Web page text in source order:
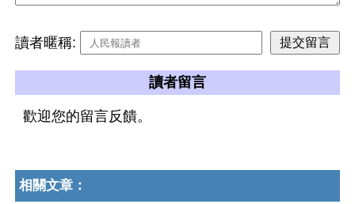
讀者暱稱:
讀者留言
歡迎您的留言反饋。
相關文章：